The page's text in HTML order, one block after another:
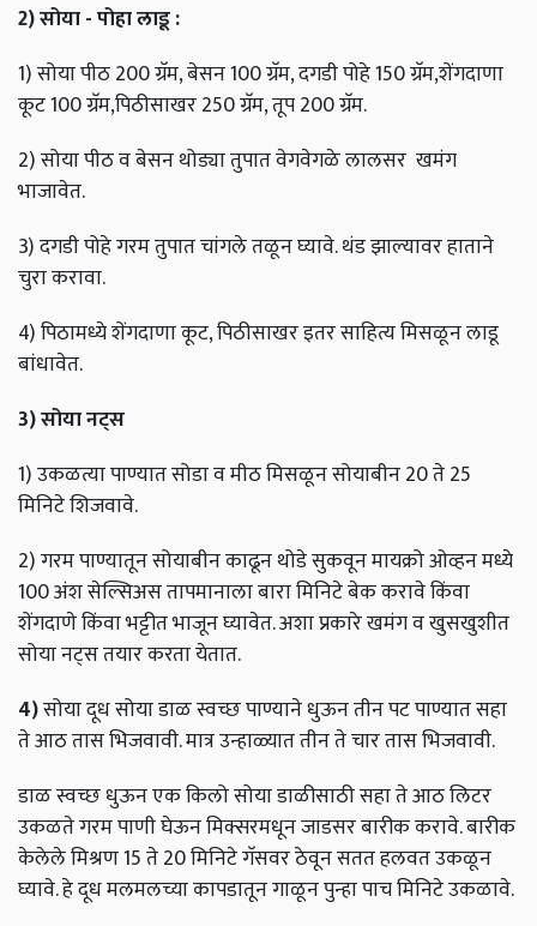
2)सोया-पोहालाडू:
1) सोया पीठ 200 ग्रॅम, बेसन 100 ग्रॅम, दगडी पोहे 150 ग्रॅम,शेंगदाणा
कूट 100 ग्रॅम,पिठीसाखर 250 ग्रॅम, तूप 200 ग्रॅम.
2) सोया पीठ व बेसन थोड्या तुपात वेगवेगळे लालसर खमंग
भाजावेत.
3) दगडी पोहे गरम तुपात चांगले तळून घ्यावे. थंड झाल्यावर हाताने
चुरा करावा.
4) पिठामध्ये शेंगदाणा कूट, पिठीसाखर इतर साहित्य मिसळून लाडू
बांधावेत.
3)सोयानट्स
1) उकळत्या पाण्यात सोडा व मीठ मिसळून सोयाबीन 20 ते 25
मिनिटे शिजवावे.
2) गरम पाण्यातून सोयाबीन काढून थोडे सुकवून मायक्रो ओव्हन मध्ये
100 अंश सेल्सिअस तापमानाला बारा मिनिटे बेक करावे किंवा
शेंगदाणे किंवा भट्टीत भाजून घ्यावेत. अशा प्रकारे खमंग व खुसखुशीत
सोया नट्स तयार करता येतात.
4)सोया दूध सोया डाळ स्वच्छ पाण्याने धुऊन तीन पट पाण्यात सहा
ते आठ तास भिजवावी. मात्र उन्हाळ्यात तीन ते चार तास भिजवावी.
डाळ स्वच्छ धुऊन एक किलो सोया डाळीसाठी सहा ते आठ लिटर
उकळते गरम पाणी घेऊन मिक्सरमधून जाडसर बारीक करावे. बारीक
केलेले मिश्रण 15 ते 20 मिनिटे गॅसवर ठेवून सतत हलवत उकळून
घ्यावे. हे दूध मलमलच्या कापडातून गाळून पुन्हा पाच मिनिटे उकळावे.